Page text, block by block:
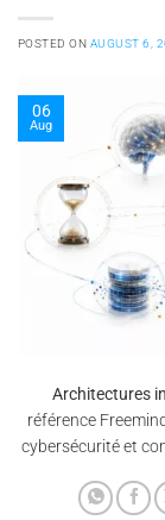
POSTED ON AUGUST 6,
06
Aug
Architectures
référence
cybersécurité et